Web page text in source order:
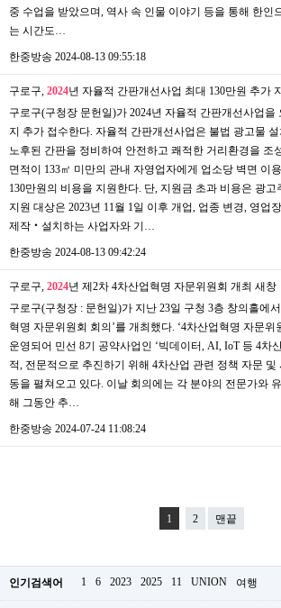
중 수업을 받았으며, 역사 속 인물 이야기 등을 통해 한인
는 시간도…
한중방송 2024-08-13 09:55:18
구로구, 2024년 자율적 간판개선사업 최대 130만원 추가
구로구(구청장 문헌일)가 2024년 자율적 간판개선사업을
지 추가 접수한다. 자율적 간판개선사업은 불법 광고물
노후된 간판을 정비하여 안전하고 쾌적한 거리환경을 조
면적이 133㎡ 미만의 관내 자영업자에게 업소당 벽면 이
130만원의 비용을 지원한다. 단, 지원금 초과 비용은 광고
지원 대상은 2023년 11월 1일 이후 개업, 업종 변경, 영업
제작‧설치하는 사업자와 기…
한중방송 2024-08-13 09:42:24
구로구, 2024년 제2차 4차산업혁명 자문위원회 개최 새창
구로구(구청장 : 문헌일)가 지난 23일 구청 3층 창의홀에
혁명 자문위원회 회의’를 개최했다. ‘4차산업혁명 자문위
운영되어 민선 8기 공약사업인 ‘빅데이터, AI, IoT 등 4차
적, 전문적으로 추진하기 위해 4차산업 관련 정책 자문
동을 펼쳐오고 있다. 이날 회의에는 각 분야의 전문가와
해 그동안 추…
한중방송 2024-07-24 11:08:24
1 2 맨끝
인기검색어 1 6 2023 2025 11 UNION 여행